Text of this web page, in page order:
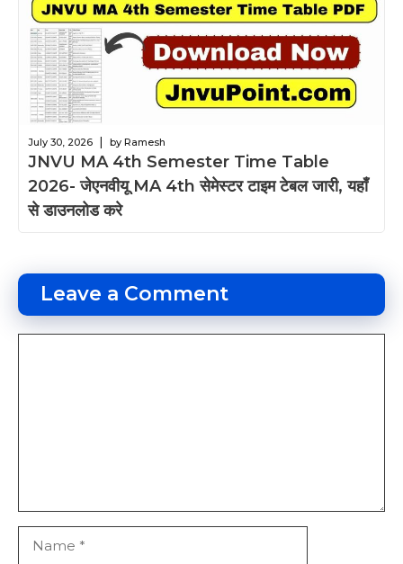
July 30, 2026 by Ramesh
JNVU MA 4th Semester Time Table
2026- जेएनवीयू MA 4th सेमेस्टर टाइम टेबल जारी, यहाँ
से डाउनलोड करे
Leave a Comment